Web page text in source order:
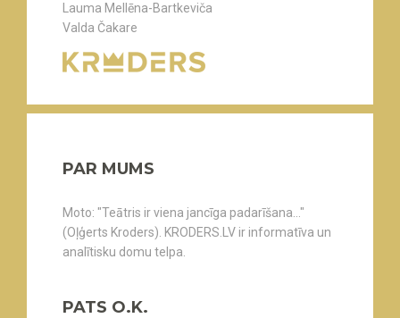
Lauma Mellēna-Bartkeviča
Valda Čakare
PAR MUMS
Moto: "Teātris ir viena jancīga padarīšana..."
(Oļģerts Kroders). KRODERS.LV ir informatīva un
analītisku domu telpa.
PATS O.K.